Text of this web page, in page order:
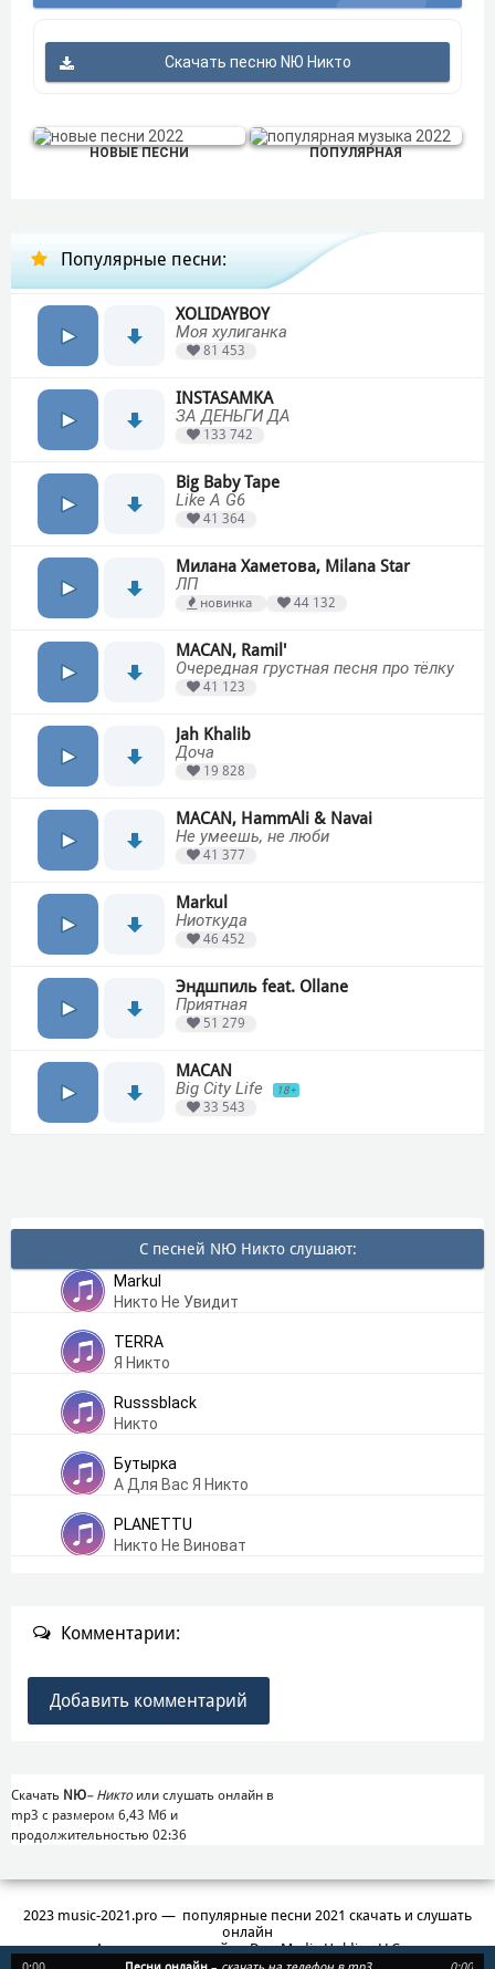
Скачать песню NЮ Никто
НОВЫЕ ПЕСНИ ПОПУЛЯРНАЯ
Популярные песни:
XOLIDAYBOY
Моя хулиганка
81 453
INSTASAMKA
ЗА ДЕНЬГИ ДА
133 742
Big Baby Tape
Like A G6
41 364
Милана Хаметова, Milana Star
ЛП
новинка 44 132
MACAN, Ramil'
Очередная грустная песня про тёлку
41 123
Jah Khalib
Доча
19 828
MACAN, HammAli & Navai
Не умеешь, не люби
41 377
Markul
Ниоткуда
46 452
Эндшпиль feat. Ollane
Приятная
51 279
MACAN
Big City Life
18+
33 543
С песней NЮ Никто слушают:
Markul
Никто Не Увидит
TERRA
Я Никто
Russsblack
Никто
Бутырка
А Для Вас Я Никто
PLANETTU
Никто Не Виноват
Комментарии:
Добавить комментарий
Скачать NЮ– Никтоили слушать онлайн в
mp3 с размером 6,43 Mб и
продолжительностью 02:36
2023 music-2021.pro — популярные песни 2021 скачать и слушать
онлайн
Администратор сайта: Duo Media Holding LLC
3, Central Saint Giles Piazza, St Giles High St, London WC2H 8AG